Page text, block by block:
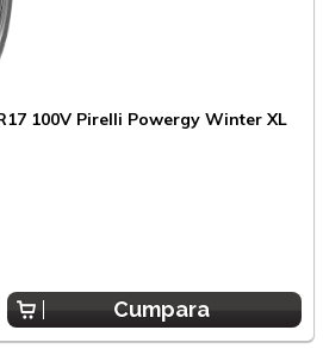
100V Pirelli Powergy Winter XL
Cumpara